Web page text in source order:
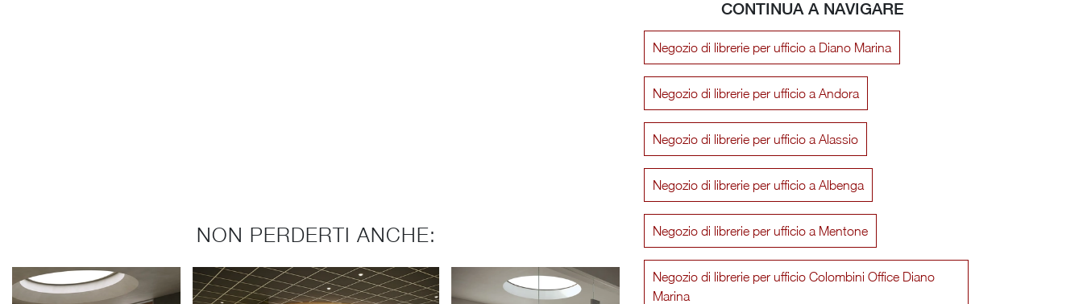
NON PERDERTI ANCHE:
CONTINUA A NAVIGARE
Negozio di librerie per ufficio a Diano Marina
Negozio di librerie per ufficio a Andora
Negozio di librerie per ufficio a Alassio
Negozio di librerie per ufficio a Albenga
Negozio di librerie per ufficio a Mentone
Negozio di librerie per ufficio Colombini Office Diano
Marina